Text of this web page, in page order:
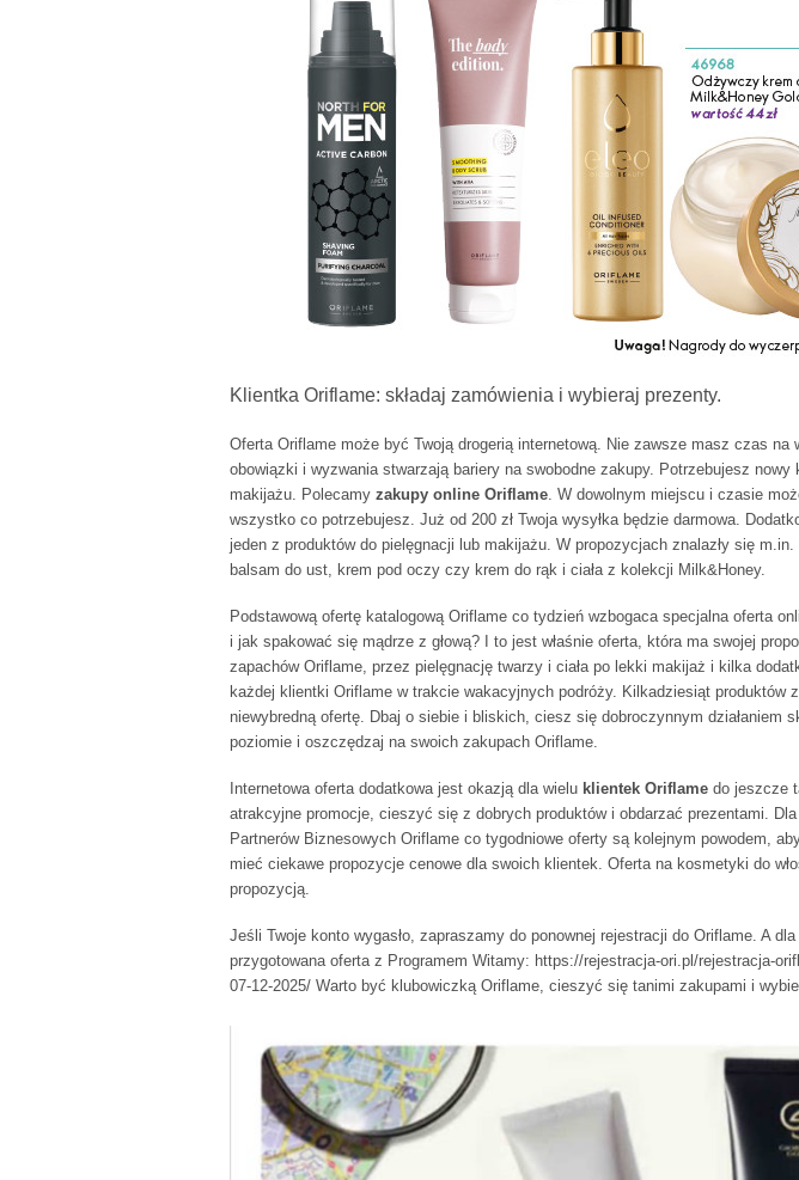
Klientka Oriflame: składaj zamówienia i wybieraj prezenty.
Oferta Oriflame może być Twoją drogerią internetową. Nie zawsze masz czas na
obowiązki i wyzwania stwarzają bariery na swobodne zakupy. Potrzebujesz
makijażu. Polecamy zakupy online Oriflame. W dowolnym miejscu i czasie
wszystko co potrzebujesz. Już od 200 zł Twoja wysyłka będzie darmowa.
jeden z produktów do pielęgnacji lub makijażu. W propozycjach znalazły się
balsam do ust, krem pod oczy czy krem do rąk i ciała z kolekcji Milk&Honey.
Podstawową ofertę katalogową Oriflame co tydzień wzbogaca specjalna oferta
i jak spakować się mądrze z głową? I to jest właśnie oferta, która ma swojej
zapachów Oriflame, przez pielęgnację twarzy i ciała po lekki makijaż i kilka
każdej klientki Oriflame w trakcie wakacyjnych podróży. Kilkadziesiąt produktów
niewybredną ofertę. Dbaj o siebie i bliskich, ciesz się dobroczynnym działaniem
poziomie i oszczędzaj na swoich zakupach Oriflame.
Internetowa oferta dodatkowa jest okazją dla wielu klientek Oriflame do jeszcze
atrakcyjne promocje, cieszyć się z dobrych produktów i obdarzać prezentami. Dla
Partnerów Biznesowych Oriflame co tygodniowe oferty są kolejnym powodem,
mieć ciekawe propozycje cenowe dla swoich klientek. Oferta na kosmetyki do
propozycją.
Jeśli Twoje konto wygasło, zapraszamy do ponownej rejestracji do Oriflame. A
przygotowana oferta z Programem Witamy: https://rejestracja-ori.pl/rejestracja-
07-12-2025/ Warto być klubowiczką Oriflame, cieszyć się tanimi zakupami i